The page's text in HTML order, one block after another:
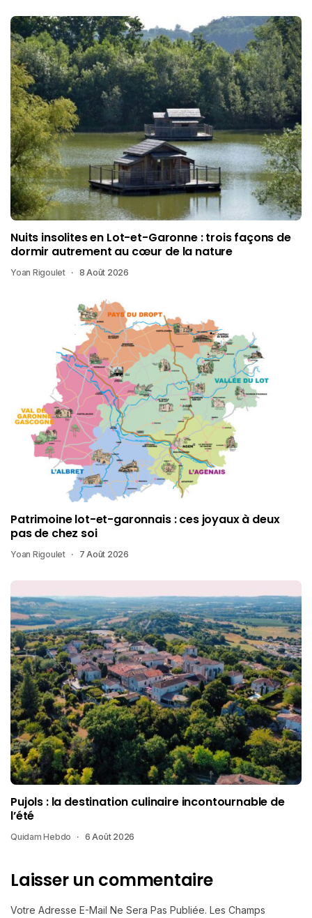
Nuits insolites en Lot-et-Garonne : trois façons de
dormir autrement au cœur de la nature
Yoan Rigoulet 8 Août 2026
Patrimoine lot-et-garonnais : ces joyaux à deux
pas de chez soi
Yoan Rigoulet 7 Août 2026
Pujols : la destination culinaire incontournable de
l’été
Quidam Hebdo 6 Août 2026
Laisser un commentaire
Votre Adresse E-Mail Ne Sera Pas Publiée. Les Champs